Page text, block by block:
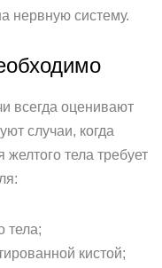
нервную систему.
всегда оценивают
случаи, когда
тела требует
тела;
кистой;